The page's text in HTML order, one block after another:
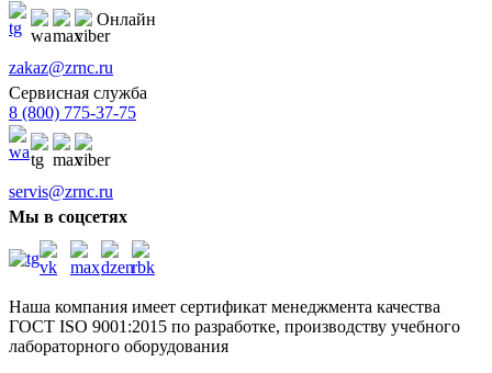
Онлайн
zakaz@zrnc.ru
Сервисная служба
8 (800) 775-37-75
servis@zrnc.ru
Мы в соцсетях
Наша компания имеет сертификат менеджмента качества
ГОСТ ISO 9001:2015 по разработке, производству учебного
лабораторного оборудования